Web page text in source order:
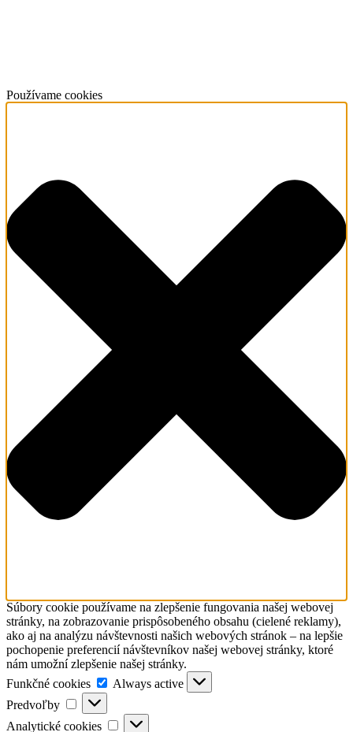
Používame cookies
Súbory cookie používame na zlepšenie fungovania našej webovej
stránky, na zobrazovanie prispôsobeného obsahu (cielené reklamy),
ako aj na analýzu návštevnosti našich webových stránok – na lepšie
pochopenie preferencií návštevníkov našej webovej stránky, ktoré
nám umožní zlepšenie našej stránky.
Funkčné cookies
Funkčné
cookies
Always active
Predvoľby
Predvoľby
Analytické cookies
Analytické